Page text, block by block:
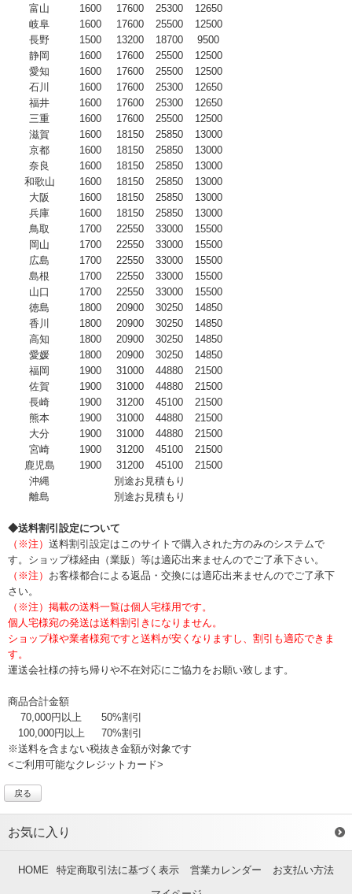
富山
1600 17600 25300
12650
岐阜
1600 17600 25500
12500
長野
1500 13200 18700
9500
静岡
1600 17600 25500
12500
愛知
1600 17600 25500
12500
石川
1600 17600 25300
12650
福井
1600 17600 25300
12650
三重
1600 17600 25500
12500
滋賀
1600 18150 25850
13000
京都
1600 18150 25850
13000
奈良
1600 18150 25850
13000
和歌山
1600 18150 25850
13000
大阪
1600 18150 25850
13000
兵庫
1600 18150 25850
13000
鳥取
1700 22550 33000
15500
岡山
1700 22550 33000
15500
広島
1700 22550 33000
15500
島根
1700 22550 33000
15500
山口
1700 22550 33000
15500
徳島
1800 20900 30250
14850
香川
1800 20900 30250
14850
高知
1800 20900 30250
14850
愛媛
1800 20900 30250
14850
福岡
1900 31000 44880
21500
佐賀
1900 31000 44880
21500
長崎
1900 31200 45100
21500
熊本
1900 31000 44880
21500
大分
1900 31000 44880
21500
宮崎
1900 31200 45100
21500
鹿児島
1900 31200 45100
21500
沖縄
別途お見積もり
離島
別途お見積もり
◆送料割引設定について
（※注） 送料割引設定はこのサイトで購入された方のみのシステムで
す。ショップ様経由（業販）等は適応出来ませんのでご了承下さい。
（※注） お客様都合による返品・交換には適応出来ませんのでご了承下
さい。
（※注）掲載の送料一覧は個人宅様用です。
個人宅様宛の発送は送料割引きになりません。
ショップ様や業者様宛ですと送料が安くなりますし、割引も適応できま
す。
運送会社様の持ち帰りや不在対応にご協力をお願い致します。
商品合計金額
70,000円以上
50%割引
100,000円以上
70%割引
※送料を含まない税抜き金額が対象です
<ご利用可能なクレジットカード>
戻る
お気に入り
HOME 特定商取引法に基づく表示 営業カレンダー
お支払い方法